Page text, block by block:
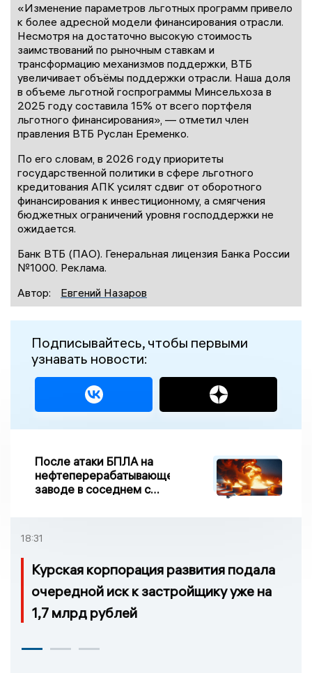
«Изменение параметров льготных программ привело
к более адресной модели финансирования отрасли.
Несмотря на достаточно высокую стоимость
заимствований по рыночным ставкам и
трансформацию механизмов поддержки, ВТБ
увеличивает объёмы поддержки отрасли. Наша доля
в объеме льготной госпрограммы Минсельхоза в
2025 году составила 15% от всего портфеля
льготного финансирования», — отметил член
правления ВТБ Руслан Еременко.
По его словам, в 2026 году приоритеты
государственной политики в сфере льготного
кредитования АПК усилят сдвиг от оборотного
финансирования к инвестиционному, а смягчения
бюджетных ограничений уровня господдержки не
ожидается.
Банк ВТБ (ПАО). Генеральная лицензия Банка России
№1000. Реклама.
Автор:
Евгений Назаров
Подписывайтесь, чтобы первыми
узнавать новости:
После атаки БПЛА на
нефтеперерабатывающем
заводе в соседнем с
возгорание
18:31
Курская корпорация развития подала
очередной иск к застройщику уже на
1,7 млрд рублей